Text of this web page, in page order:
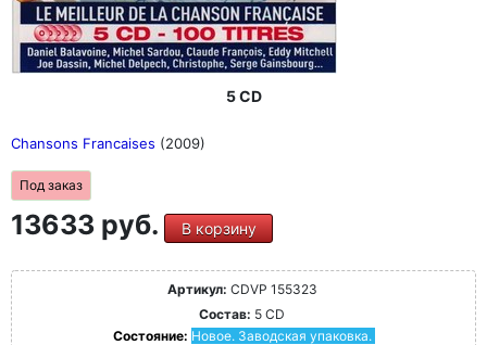
5 CD
Chansons Francaises (2009)
Под заказ
13633 руб. В корзину
Артикул: CDVP 155323
Состав: 5 CD
Состояние: Новое. Заводская упаковка.